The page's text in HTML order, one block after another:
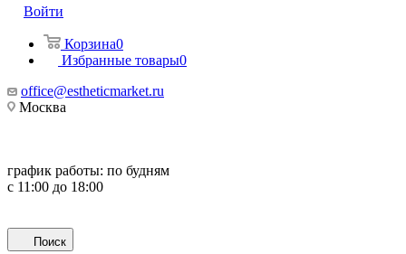
Войти
Корзина0
Избранные товары0
office@estheticmarket.ru
Москва
график работы: по будням
с 11:00 до 18:00
Поиск